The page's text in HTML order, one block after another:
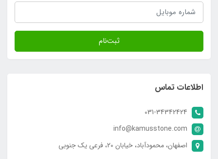
ثبت‌نام
اطلاعات تماس
031-34342424
info@kamusstone.com
اصفهان، محمودآباد، خیابان 20، فرعی یک جنوبی